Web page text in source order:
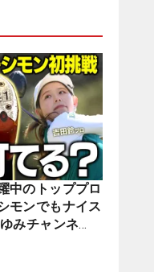
中のトッププロ
モンでもナイス
みチャンネ